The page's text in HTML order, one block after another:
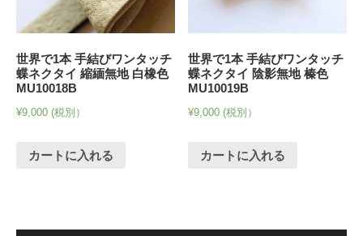
世界で1本 手結びワンタッチ
蝶ネクタイ 縮緬無地 白橡色
MU10018B
¥9,000 (税別）
カートに入れる
世界で1本 手結びワンタッチ
蝶ネクタイ 陰影無地 榛色
MU10019B
¥9,000 (税別）
カートに入れる